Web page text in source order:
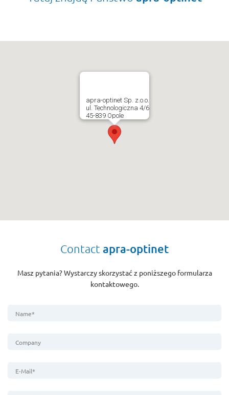
apra-optinet Sp. z.o.o.
ul. Technologiczna 4/6
45-839 Opole
Contact apra-optinet
Masz pytania? Wystarczy skorzystać z poniższego formularza
kontaktowego.
Name*
Company
E-Mail*